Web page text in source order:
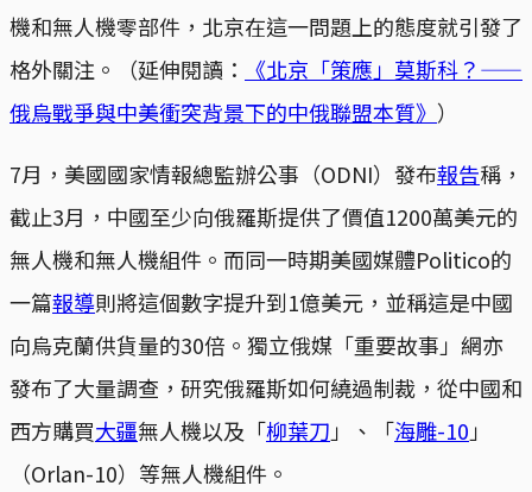
機和無人機零部件，北京在這一問題上的態度就引發了
格外關注。（延伸閱讀：
《北京「策應」莫斯科？——
俄烏戰爭與中美衝突背景下的中俄聯盟本質》 ）
7月，美國國家情報總監辦公事（ODNI）發布報告稱，
截止3月，中國至少向俄羅斯提供了價值1200萬美元的
無人機和無人機組件。而同一時期美國媒體Politico的
一篇報導則將這個數字提升到1億美元，並稱這是中國
向烏克蘭供貨量的30倍。獨立俄媒「重要故事」網亦
發布了大量調查，研究俄羅斯如何繞過制裁，從中國和
西方購買大疆無人機以及「柳葉刀 」、「海雕-10 」
（Orlan-10）等無人機組件。